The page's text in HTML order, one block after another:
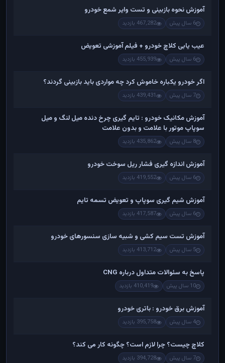
آموزش نحوه بازبینی و تست وایر شمع خودرو
6 سال پیش 467,282 بازدید
عیب یابی کلاچ خودرو + فیلم آموزشی تعویض
6 سال پیش 455,939 بازدید
اگر خودرو یکباره خاموش کرد چه مواردی باید بازبینی گردند؟
7 سال پیش 439,431 بازدید
آموزش مکانیک خودرو : تایم گیری چرخ دنده میل لنگ و میل
سوپاپ موتور با علامت و بدون علامت
8 سال پیش 435,862 بازدید
آموزش اندازه گیری فشار ریل سوخت خودرو
6 سال پیش 419,552 بازدید
آموزش شیم گیری سوپاپ و تعویض تسمه تایم
6 سال پیش 417,587 بازدید
آموزش تست سیم کشی و شبیه سازی سنسورهای خودرو
5 سال پیش 413,712 بازدید
پاسخ به سئوالات متداول درباره CNG
10 سال پیش 410,419 بازدید
آموزش برق خودرو : باتری خودرو
4 سال پیش 395,758 بازدید
کلاچ چیست؟ چرا لازم است؟ چگونه کار می کند؟
7 سال پیش 394,728 بازدید